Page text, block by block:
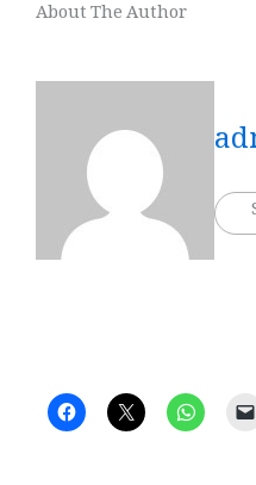
About The Author